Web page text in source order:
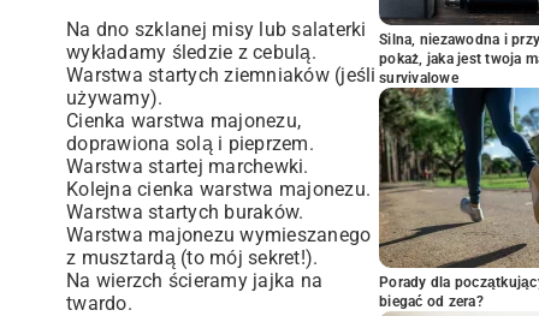
Na dno szklanej misy lub salaterki
wykładamy śledzie z cebulą.
Warstwa startych ziemniaków (jeśli
używamy).
Cienka warstwa majonezu,
doprawiona solą i pieprzem.
Warstwa startej marchewki.
Kolejna cienka warstwa majonezu.
Warstwa startych buraków.
Warstwa majonezu wymieszanego
z musztardą (to mój sekret!).
Na wierzch ścieramy jajka na
twardo.
Silna, niezawodna i
pokaż, jaka jest twoja
survivalowe
Porady dla
biegać od zera?